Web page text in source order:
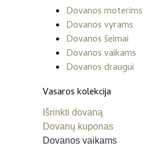
Dovanos moterims
Dovanos vyrams
Dovanos šeimai
Dovanos vaikams
Dovanos draugui
Vasaros kolekcija
Išrinkti dovaną
Dovanų kuponas
Dovanos vaikams